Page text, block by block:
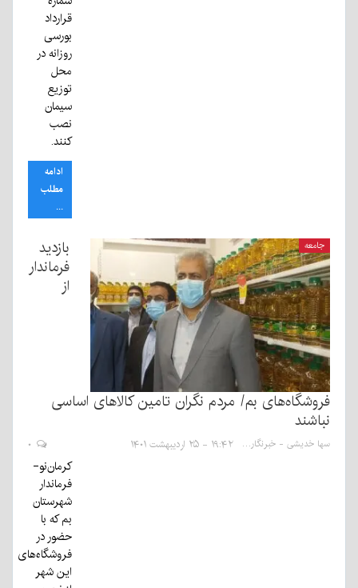
قرارداد
بورسی
روزانه در
محل
توزیع
سیمان
نصب
کنند.
ادامه
مطلب
...
جامعه
بازدید
فرماندار
از
فروشگاه‌های بم/ مردم نگران تامین کالاهای اساسی
نباشند
سها خدیشی - خبرنگار ۱۹:۴۲ - ۲۵ اردیبهشت ۱۴۰۱
کرمان‌نو-
فرماندار
شهرستان
بم که با
حضور در
فروشگاه‌های
این شهر